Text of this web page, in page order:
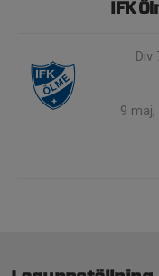
IFK
Div
9 maj,